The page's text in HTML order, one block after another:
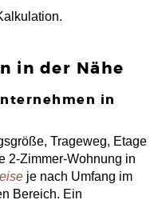
in der Nähe
in
Trageweg, Etage
2-Zimmer-Wohnung in
je nach Umfang im
Bereich. Ein